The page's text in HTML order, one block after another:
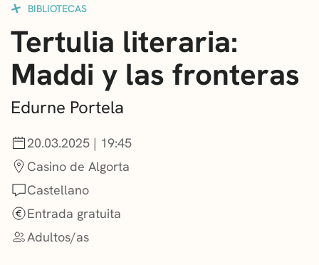
NOTICIAS
GETXO KULTURA
ASOCIACIONES CULTURALES
BIBLIOTECAS
Tertulia literaria:
Maddi y las fronteras
Edurne Portela
20.03.2025 | 19:45
Casino de Algorta
Castellano
Entrada gratuita
Adultos/as